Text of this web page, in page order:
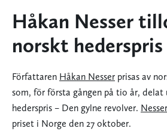
Håkan Nesser
norskt hederspris
Författaren Håkan Nesser prisas av
som, för första gången på tio år,
hederspris – Den gylne revolver. Nesser
priset i Norge den 27 oktober.